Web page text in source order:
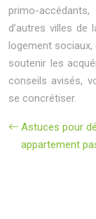
primo-
d’autres villes de
logement sociaux,
soutenir les
conseils avisés,
se concrétiser.
Astuces pour
appartement